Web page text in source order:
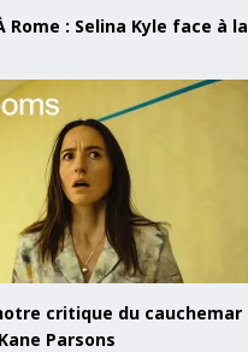
Rome : Selina Kyle face à la
critique du cauchemar
Parsons